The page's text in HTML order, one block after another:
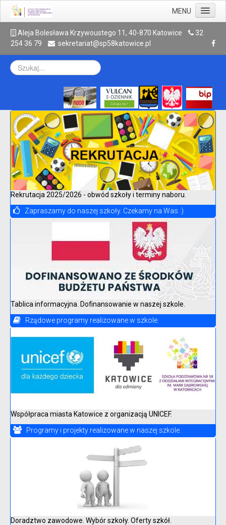
MENU
Aktualności
Rodzic
Kontakt
Archiwum
A leja Bolesława Krzywoustego 11, 40-870 Katowice
32
254 36 79
sekretariat@sp58katowice.pl
Rekrutacja 2025/2026 - obwód szkoły i terminy naboru.
Zapraszamy do naszej szkoły. Czekamy na Was :)
Tablica informacyjna. Dofinansowanie w naszej szkole.
Rządowe programy realizowane w szkole.
Współpraca miasta Katowice z organizacją UNICEF.
Programy i projekty realizowane w naszej szkole.
Doradztwo zawodowe. Wybór szkoły. Oferty szkół.